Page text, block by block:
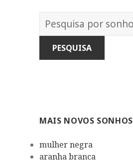
Dicionário
dos
Sonhos:
MAIS NOVOS SONHOS
mulher negra
aranha branca